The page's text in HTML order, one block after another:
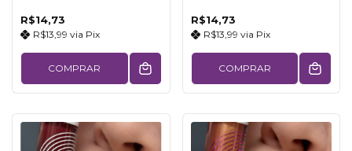
R$14,73
R$13,99 via Pix
COMPRAR
R$14,73
R$13,99 via Pix
COMPRAR